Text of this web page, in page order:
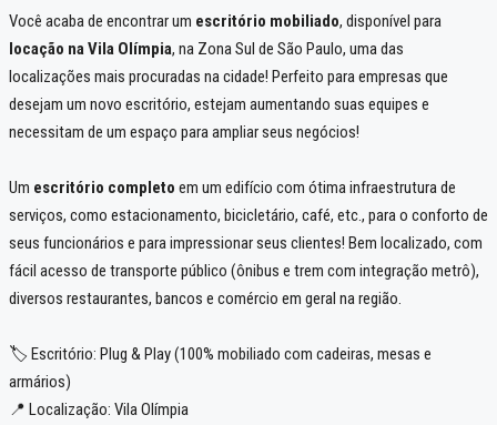
Você acaba de encontrar um escritório mobiliado, disponível para
locação na Vila Olímpia, na Zona Sul de São Paulo, uma das
localizações mais procuradas na cidade! Perfeito para empresas que
desejam um novo escritório, estejam aumentando suas equipes e
necessitam de um espaço para ampliar seus negócios!
Um escritório completo em um edifício com ótima infraestrutura de
serviços, como estacionamento, bicicletário, café, etc., para o conforto de
seus funcionários e para impressionar seus clientes! Bem localizado, com
fácil acesso de transporte público (ônibus e trem com integração metrô),
diversos restaurantes, bancos e comércio em geral na região.
🏷️ Escritório: Plug & Play (100% mobiliado com cadeiras, mesas e
armários)
📍 Localização: Vila Olímpia